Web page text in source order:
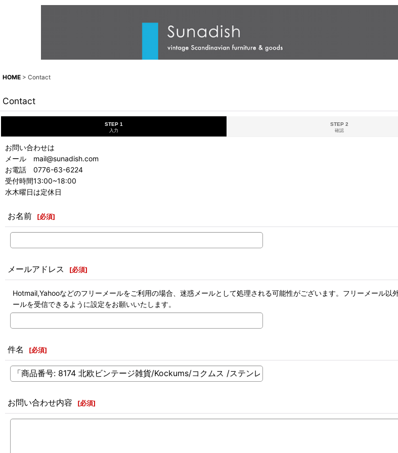
HOME > Contact
Contact
STEP 1
入力
STEP 2
確認
お問い合わせは
メール mail@sunadish.com
お電話 0776-63-6224
受付時間13:00~18:00
水木曜日は定休日
お名前 [必須]
メールアドレス [必須]
Hotmail,Yahooなどのフリーメールをご利用の場合、迷惑メールとして処理される可能性がございます。フリーメール
ールを受信できるように設定をお願いいたします。
件名 [必須]
お問い合わせ内容 [必須]